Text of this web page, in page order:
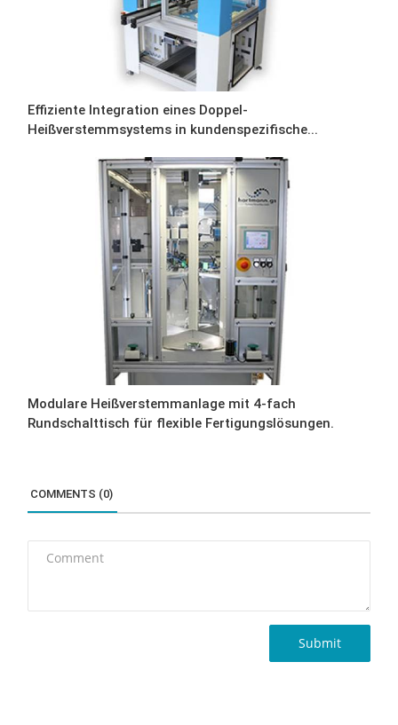
Effiziente Integration eines Doppel-
Heißverstemmsystems in kundenspezifische...
Modulare Heißverstemmanlage mit 4-fach
Rundschalttisch für flexible Fertigungslösungen.
COMMENTS (0)
Submit